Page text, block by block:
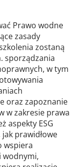
Prawo wodne
zasady
zostaną
sporządzania
w tym
oraz zapoznanie
w zakresie prawa
aspekty ESG
prawidłowe
wspiera
wodnymi,